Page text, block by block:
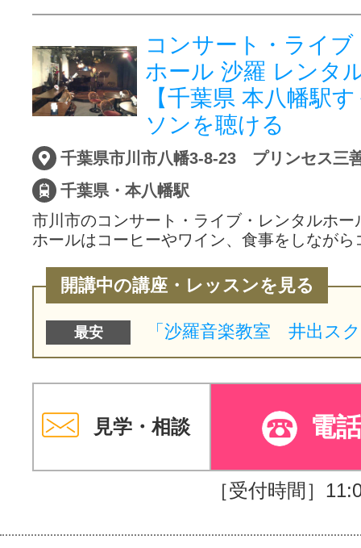
コンサート・ライ
ホール 沙羅 レンタ
【千葉県 本八幡駅
ソンを聴ける
千葉県市川市八幡3-8-23 プリンセス三
千葉県・本八幡駅
市川市のコンサート・ライブ・レンタルホー
ホールはコーヒーやワイン、食事をしなが
開講中の講座・レッスンを見る
最安
見学・相談 電
［受付時間］